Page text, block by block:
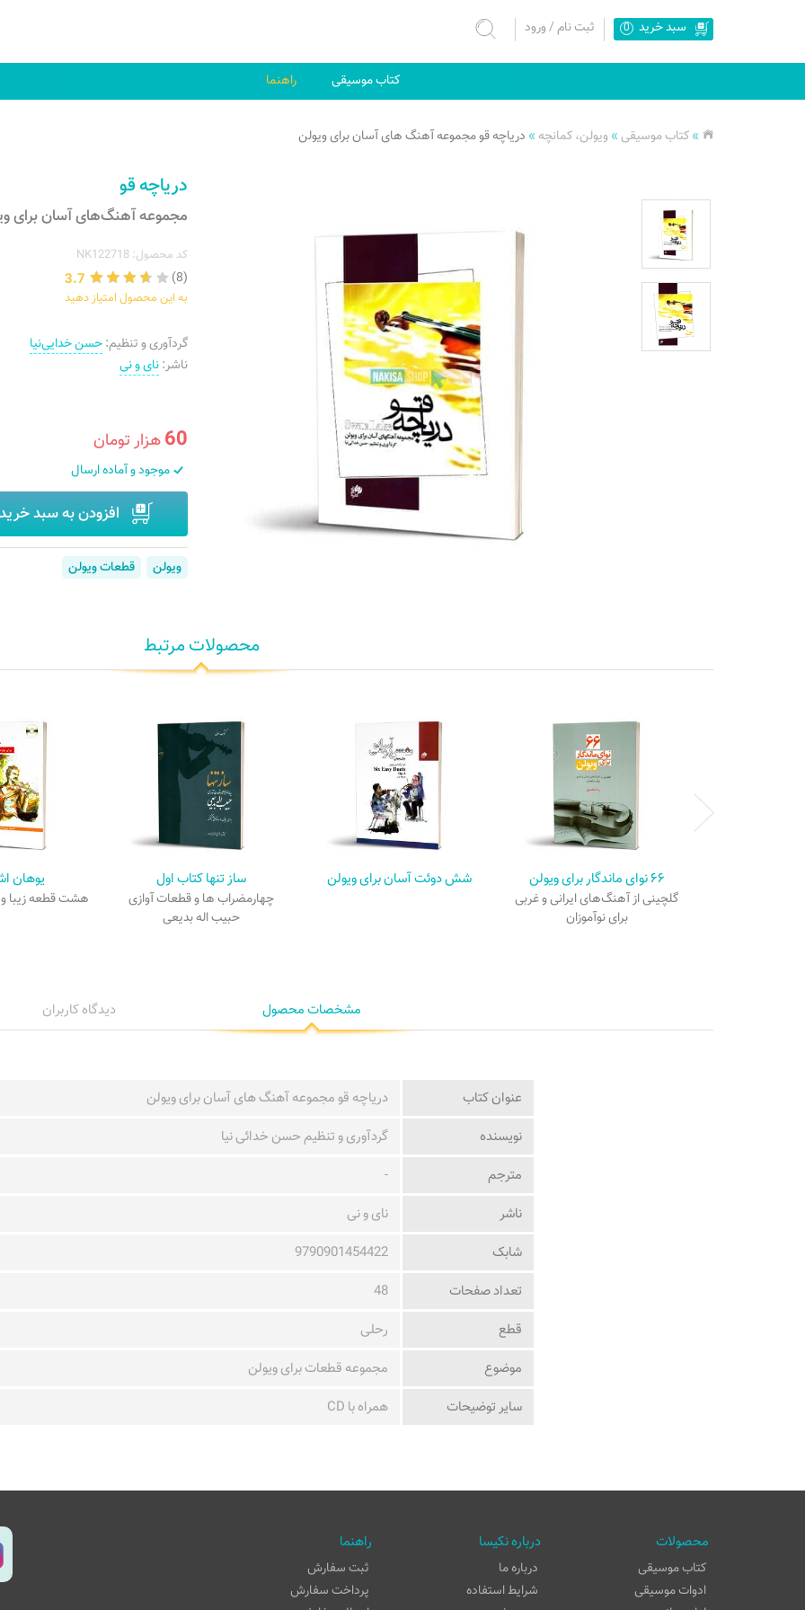
سبد خرید 0 ثبت نام/ورود
کتاب موسیقی راهنما
»کتاب موسیقی »ویولن، کمانچه » دریاچه قو مجموعه آهنگ های آسان برای ویولن
دریاچه قو
مجموعه آهنگ‌های آسان برای
کد محصول: NK122718
(8)
3.7
به این محصول امتیاز دهید
گردآوری و تنظیم:حسن خدایی‌نیا
ناشر:نای و نی
60هزار تومان
موجود و آماده ارسال
افزودن به سبد
ویولن قطعات ویولن
محصولات مرتبط
۶۶ نوای ماندگار برای ویولن
گلچینی از آهنگ‌های ایرانی و غربی
برای نوآموزان
شش دوئت آسان برای ویولن ساز تنها کتاب اول
چهارمضراب ها و قطعات آوازی
حبیب اله بدیعی
یوهان
هشت قطعه زیبا و
مشخصات محصول دیدگاه کاربران
عنوان کتاب
دریاچه قو مجموعه آهنگ های آسان برای ویولن
نویسنده
گردآوری و تنظیم حسن خدائی نیا
مترجم
-
ناشر
نای و نی
شابک
9790901454422
تعداد صفحات
48
قطع
رحلی
موضوع
مجموعه قطعات برای ویولن
ساير توضيحات
همراه با CD
محصولات
کتاب موسیقی
ادوات موسیقی
درباره نکیسا
درباره ما
شرایط استفاده
راهنما
ثبت سفارش
پرداخت سفارش